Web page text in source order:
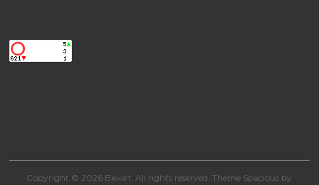
Copyright © 2026 Бекет. All rights reserved. Theme Spacious by